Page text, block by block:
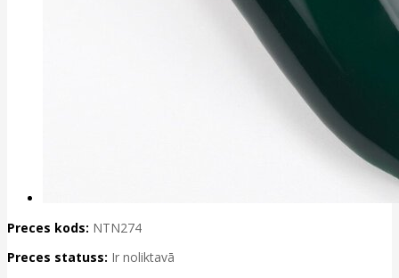
Preces kods: NTN274
Preces statuss: Ir noliktavā